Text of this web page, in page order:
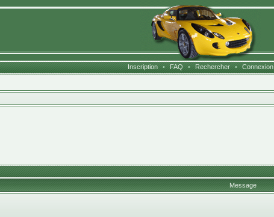
Inscription • FAQ • Rechercher • Connexion
Message